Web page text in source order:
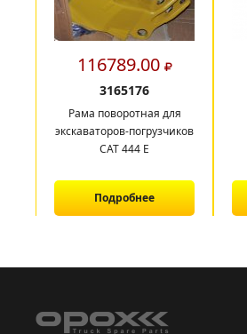
116789.00
3165176
Рама поворотная для
экскаваторов-погрузчиков
САТ 444 E
Подробнее